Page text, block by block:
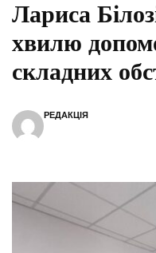
Лариса
хвилю
складних
РЕДАКЦІЯ